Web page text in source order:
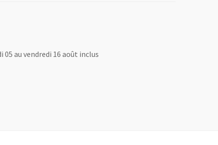
au vendredi 16 août inclus